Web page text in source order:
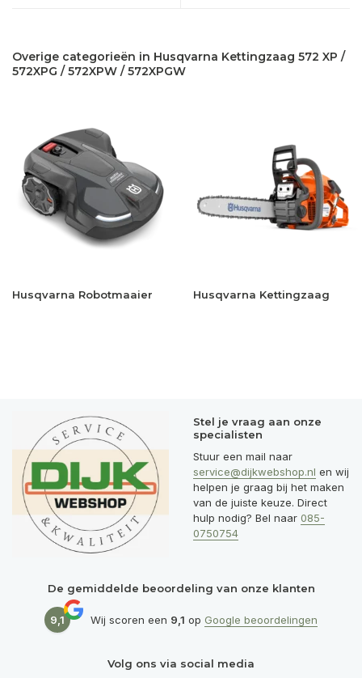
Overige categorieën in Husqvarna Kettingzaag 572 XP /
572XPG / 572XPW / 572XPGW
Husqvarna Robotmaaier Husqvarna Kettingzaag
Stel je vraag aan onze
specialisten
Stuur een mail naar
service@dijkwebshop.nl en wij
helpen je graag bij het maken
van de juiste keuze. Direct
hulp nodig? Bel naar 085-
0750754
De gemiddelde beoordeling van onze klanten
9,1 Wij scoren een 9,1 op Google beoordelingen
Volg ons via social media